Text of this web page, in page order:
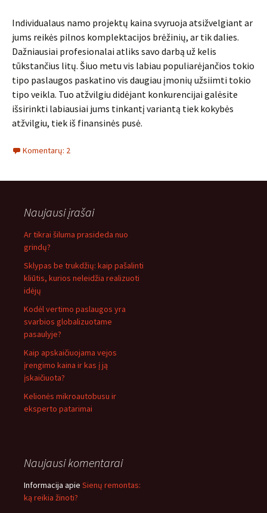
Individualaus namo projektų kaina svyruoja atsižvelgiant ar
jums reikės pilnos komplektacijos brėžinių, ar tik dalies.
Dažniausiai profesionalai atliks savo darbą už kelis
tūkstančius litų. Šiuo metu vis labiau populiarėjančios tokio
tipo paslaugos paskatino vis daugiau įmonių užsiimti tokio
tipo veikla. Tuo atžvilgiu didėjant konkurencijai galėsite
išsirinkti labiausiai jums tinkantį variantą tiek kokybės
atžvilgiu, tiek iš finansinės pusė.
Komentarų: 2
Naujausi įrašai
Ar tikrai šiluma prasideda nuo
grindų?
Sklypas be trukdžių: kaip pašalinti
kliūtis, kurios neleidžia realizuoti
idėjų
Kodėl vertimo paslaugos yra
svarbios globalizuotame
pasaulyje?
Kaip apskaičiuojama vejos
įrengimo kaina ir kas į ją
įskaičiuota?
Kelionės mikroautobusu ir
eksperto patarimai
Naujausi komentarai
Informacija apie Sienų remontas:
ką reikia žinoti?